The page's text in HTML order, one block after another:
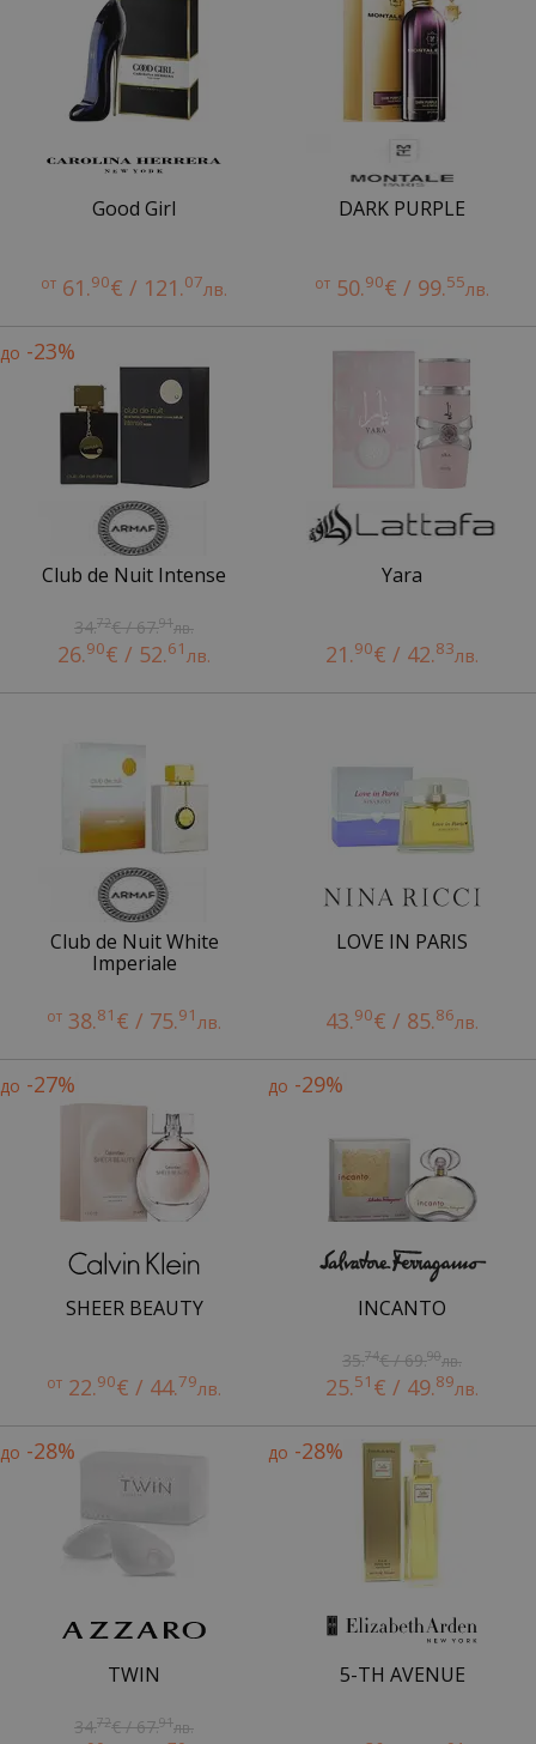
Good Girl
от 61.90€ / 121.07лв.
DARK PURPLE
от 50.90€ / 99.55лв.
до -23%
Club de Nuit Intense
34.72€ / 67.91лв.
26.90€ / 52.61лв.
Yara
21.90€ / 42.83лв.
Club de Nuit White
Imperiale
от 38.81 € / 75.91лв.
LOVE IN PARIS
43.90€ / 85.86лв.
до -27%
SHEER BEAUTY
от 22.90€ / 44.79лв.
до -29%
INCANTO
35.74€ / 69.90лв.
25.51 € / 49.89лв.
до -28%
TWIN
34.72€ / 67.91лв.
до -28%
5-TH AVENUE